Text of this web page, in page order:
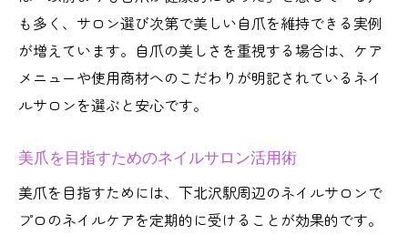
も多く、サロン選び次第で美しい自爪を維持できる実例
が増えています。自爪の美しさを重視する場合は、ケア
メニューや使用商材へのこだわりが明記されているネイ
ルサロンを選ぶと安心です。
美爪を目指すためのネイルサロン活用術
美爪を目指すためには、下北沢駅周辺のネイルサロンで
プロのネイルケアを定期的に受けることが効果的です。